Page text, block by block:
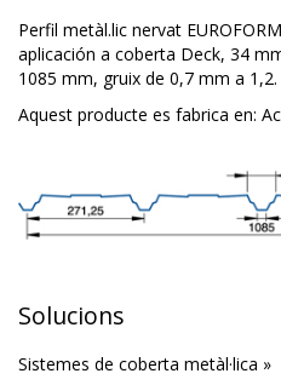
Perfil metàl.lic nervat
aplicación a coberta Deck, 34
1085 mm, gruix de 0,7 mm a
Aquest producte es fabrica en:
Solucions
Sistemes de coberta metàl·lica »